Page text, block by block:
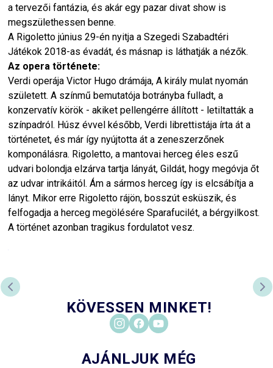
a tervezői fantázia, és akár egy pazar divat show is
megszülethessen benne.
A Rigoletto június 29-én nyitja a Szegedi Szabadtéri
Játékok 2018-as évadát, és másnap is láthatják a nézők.
Az opera története:
Verdi operája Victor Hugo drámája, A király mulat nyomán
született. A színmű bemutatója botrányba fulladt, a
konzervatív körök - akiket pellengérre állított - letiltatták a
színpadról. Húsz évvel később, Verdi librettistája írta át a
történetet, és már így nyújtotta át a zeneszerzőnek
komponálásra. Rigoletto, a mantovai herceg éles eszű
udvari bolondja elzárva tartja lányát, Gildát, hogy megóvja őt
az udvar intrikáitól. Ám a sármos herceg így is elcsábítja a
lányt. Mikor erre Rigoletto rájön, bosszút esküszik, és
felfogadja a herceg megölésére Sparafucilét, a bérgyilkost.
A történet azonban tragikus fordulatot vesz.
ELŐZŐ DIA
KÖVESSEN MINKET!
AJÁNLJUK MÉG